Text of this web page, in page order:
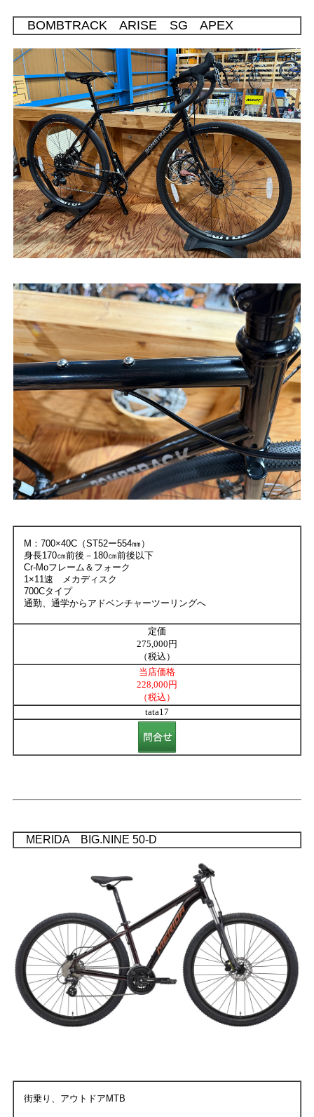
BOMBTRACK ARISE SG APEX
M：700×40C（ST52ー554㎜）
身長170㎝前後－180㎝前後以下
Cr-Moフレーム＆フォーク
1×11速 メカディスク
700Cタイプ
通勤、通学からアドベンチャーツーリングへ
定価
275,000円
（税込）
当店価格
228,000円
（税込）
tata17
MERIDA BIG.NINE 50-D
街乗り、アウトドアMTB